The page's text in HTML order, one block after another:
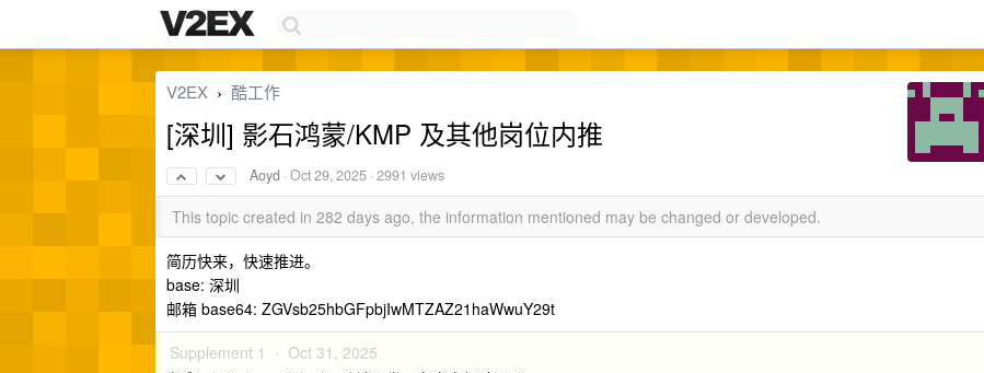
V2EX › 酷工作
[深圳] 影石鸿蒙/KMP 及其他岗位内推
Aoyd ·Oct 29, 2025 · 2991 views
This topic created in 282 days ago, the information mentioned may be changed or developed.
简历快来，快速推进。
base: 深圳
邮箱 base64: ZGVsb25hbGFpbjIwMTZAZ21haWwuY29t
Supplement 1 · Oct 31, 2025